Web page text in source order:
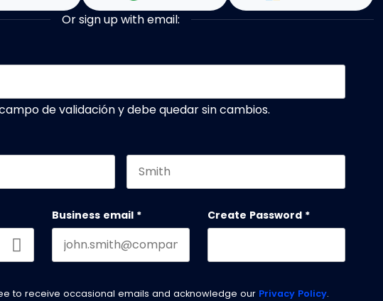
Or sign up with email:
de validación y debe quedar sin cambios.
Business email * Create Password *
to receive occasional emails and acknowledge our Privacy Policy.